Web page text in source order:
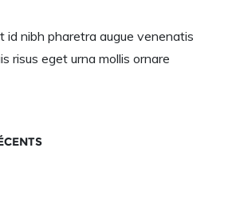
id nibh pharetra augue venenatis
risus eget urna mollis ornare